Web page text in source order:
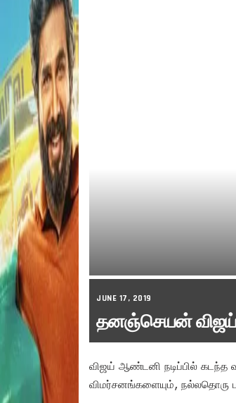
JUNE 17, 2019
தனஞ்செயன் விஜய்
விஜய் ஆண்டனி நடிப்பில் கடந்த
விமர்சனங்களையும், நல்லதொரு